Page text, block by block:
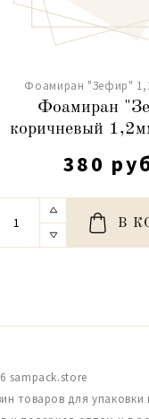
Фоамиран "Зефир"
Фоамиран
коричневый
380
В
sampack.store
товаров для